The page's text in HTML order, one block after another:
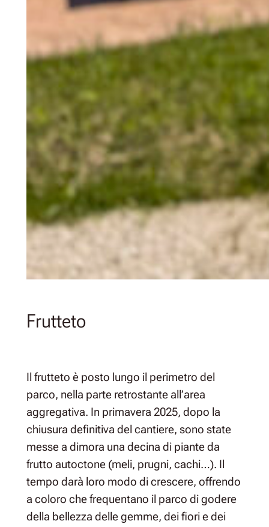
Frutteto
Il frutteto è posto lungo il perimetro del
parco, nella parte retrostante all’area
aggregativa. In primavera 2025, dopo la
chiusura definitiva del cantiere, sono state
messe a dimora una decina di piante da
frutto autoctone (meli, prugni, cachi…). Il
tempo darà loro modo di crescere, offrendo
a coloro che frequentano il parco di godere
della bellezza delle gemme, dei fiori e dei